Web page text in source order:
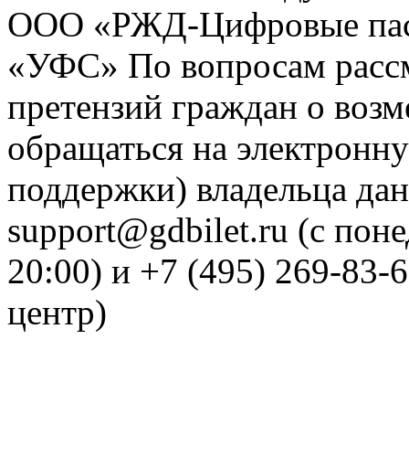
ООО «РЖД-Цифровые
«УФС» По вопросам
претензий граждан о
обращаться на
поддержки) владельца
support@gdbilet.ru (с
20:00) и +7 (495) 269-83-
центр)